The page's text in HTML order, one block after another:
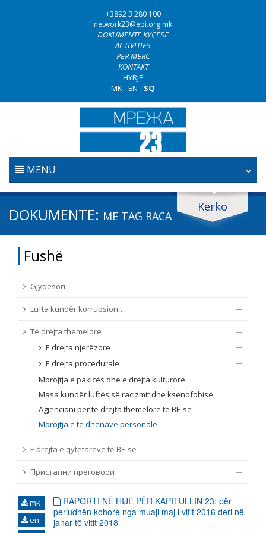
+3892 3 280 100
network23@epi.org.mk
DOKUMENTE KYÇËSE
ACTIVITIES
PËR MERC
KONTAKT
HYRJE
MK |EN | SQ
MENU
FILLESTARE
LUFTA KUNDËR KORRUPSIONIT
TË DREJTA THEMELORE
E DREJTA E QYTETARËVE TË BE-SË
Kërko
Kërko dokumente
Fushë / lëmi
Nën burim
Nga rrjeti 23
Gjuhë
DOKUMENTE: ME TAG RACA
Fushë
Gjyqësori
Lufta kundër korrupsionit
Të drejta themelore
E drejta njerëzore
E drejta procedurale
Mbrojtja e pakicës dhe e drejta kulturore
Masa kundër luftës së racizmit dhe ksenofobisë
Agjencioni për të drejta themelore të BE-së
Mbrojtja e të dhënave personale
E drejta e qytetarëve të BE-së
Пристапни преговори
mk
en
RAPORTI NË HIJE PËR KAPITULLIN 23: për
periudhën kohore nga muaji maj i vitit 2016 deri në
janar të vitit 2018